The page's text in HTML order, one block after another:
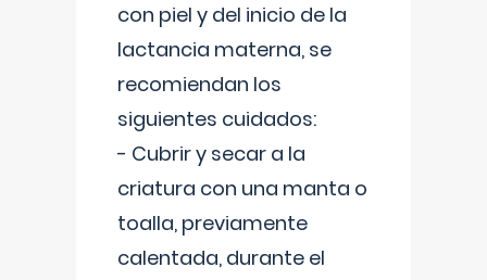
con piel y del inicio de la
lactancia materna, se
recomiendan los
siguientes cuidados:
- Cubrir y secar a la
criatura con una manta o
toalla, previamente
calentada, durante el